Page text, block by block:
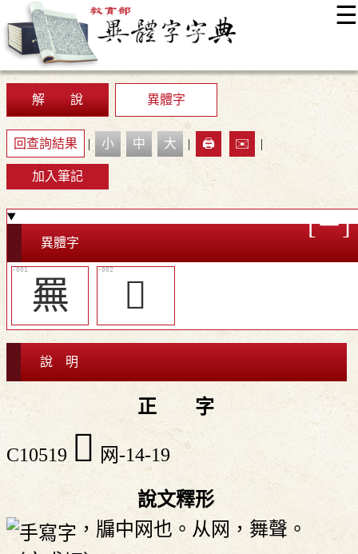
☰
最新消息
顯示模式
網站導覽
EN
解 說
異體字
回查詢結果 | 小 中 大 | 🖨️ ✉️ |
加入筆記
異體字
䍢 𦌳
說 明
正 字
C10519 𦌬 网-14-19
說文釋形
，牖中网也。从网，舞聲。